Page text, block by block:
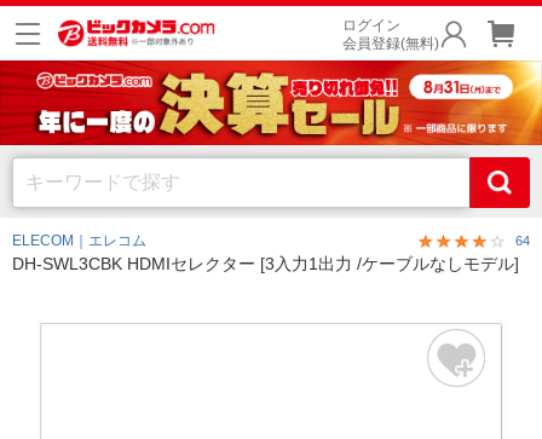
ログイン
会員登録(無料)
ELECOM｜エレコム 64
DH-SWL3CBK HDMIセレクター [3入力1出力 /ケーブルなしモデル]